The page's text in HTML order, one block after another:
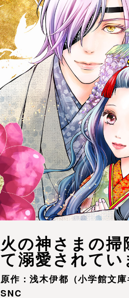
火の神さまの
て溺愛されてい
原作：浅木伊都（小学館文
SNC